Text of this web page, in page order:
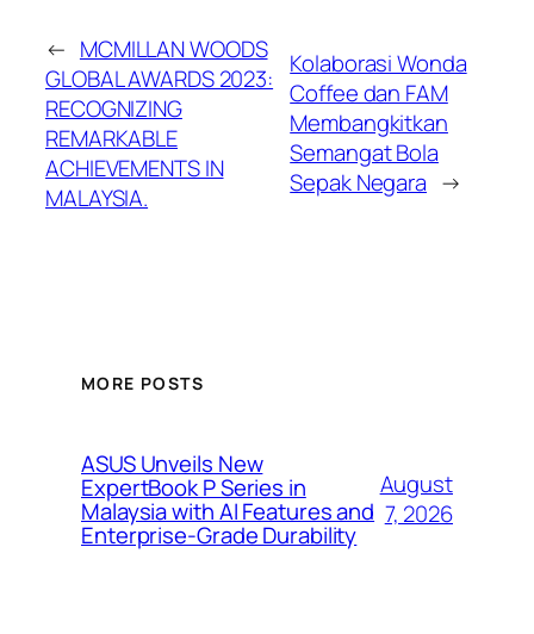
← MCMILLAN WOODS
GLOBAL AWARDS 2023:
RECOGNIZING
REMARKABLE
ACHIEVEMENTS IN
MALAYSIA.
Kolaborasi Wonda
Coffee dan FAM
Membangkitkan
Semangat Bola
Sepak Negara →
MORE POSTS
ASUS Unveils New
ExpertBook P Series in
Malaysia with AI Features and
Enterprise-Grade Durability
August
7, 2026